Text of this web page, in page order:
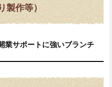
製作等）
業サポートに強いブランチ